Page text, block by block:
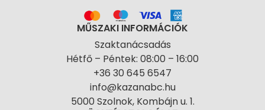
MŰSZAKI INFORMÁCIÓK
Szaktanácsadás
Hétfő – Péntek: 08:00 – 16:00
+36 30 645 6547
info@kazanabc.hu
5000 Szolnok, Kombájn u. 1.